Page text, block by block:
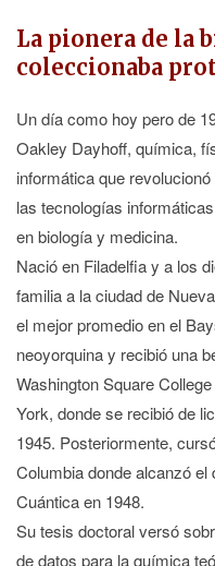
La pionera de la
coleccionaba
Un día como hoy pero de
Oakley Dayhoff, química,
informática que
las tecnologías
en biología y medicina.
Nació en Filadelfia y a los
familia a la ciudad de
el mejor promedio en el
neoyorquina y recibió una
Washington Square
York, donde se recibió de
1945. Posteriormente,
Columbia donde alcanzó
Cuántica en 1948.
Su tesis doctoral versó
de datos para la química